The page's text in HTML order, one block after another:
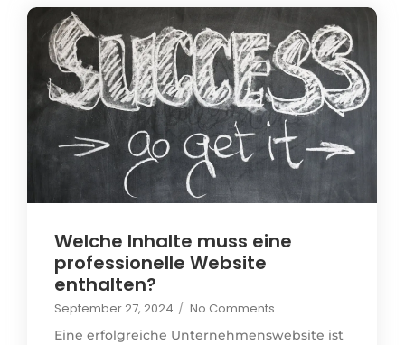
Welche Inhalte muss eine
professionelle Website
enthalten?
September 27, 2024 / No Comments
Eine erfolgreiche Unternehmenswebsite ist